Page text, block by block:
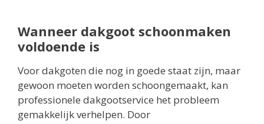
Wanneer dakgoot schoonmaken
voldoende is
Voor dakgoten die nog in goede staat zijn, maar
gewoon moeten worden schoongemaakt, kan
professionele dakgootservice het probleem
gemakkelijk verhelpen. Door